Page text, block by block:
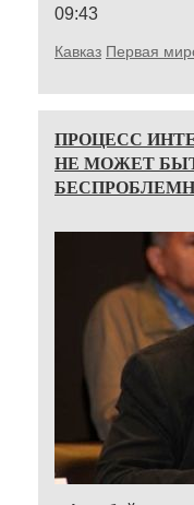
09:43
Кавказ Первая
ПРОЦЕСС
НЕ МОЖЕТ